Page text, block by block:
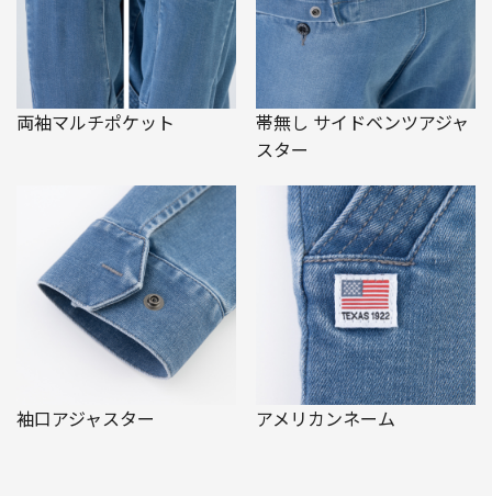
両袖マルチポケット
帯無し サイドベンツアジャ
スター
袖口アジャスター アメリカンネーム